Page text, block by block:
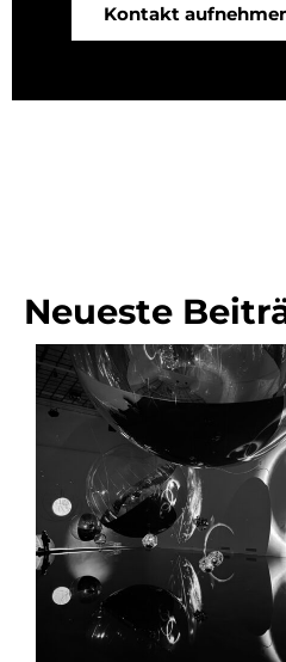
Kontakt
Neueste